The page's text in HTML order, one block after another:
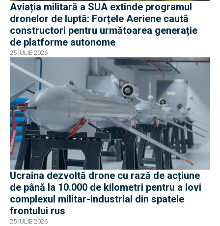
Aviația militară a SUA extinde programul
dronelor de luptă: Forțele Aeriene caută
constructori pentru următoarea generație
de platforme autonome
25 IULIE 2026
Ucraina dezvoltă drone cu rază de acțiune
de până la 10.000 de kilometri pentru a lovi
complexul militar-industrial din spatele
frontului rus
25 IULIE 2026